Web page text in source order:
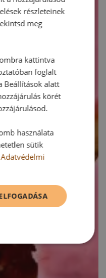
részleteinek
meg
kattintva
foglalt
Beállítások alatt
körét
használata
sütik
Adatvédelmi